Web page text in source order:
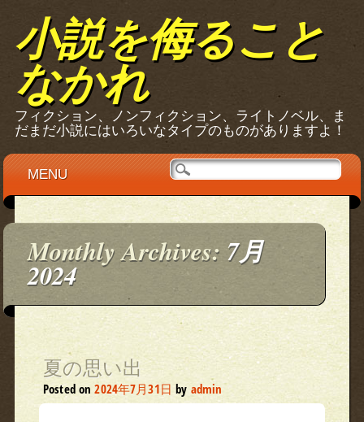
小説を侮ること
なかれ
フィクション、ノンフィクション、ライトノベル、ま
だまだ小説にはいろいなタイプのものがありますよ！
Main menu
Skip
content
MENU
Monthly Archives: 7月
2024
夏の思い出
Posted on2024年7月31日 by admin